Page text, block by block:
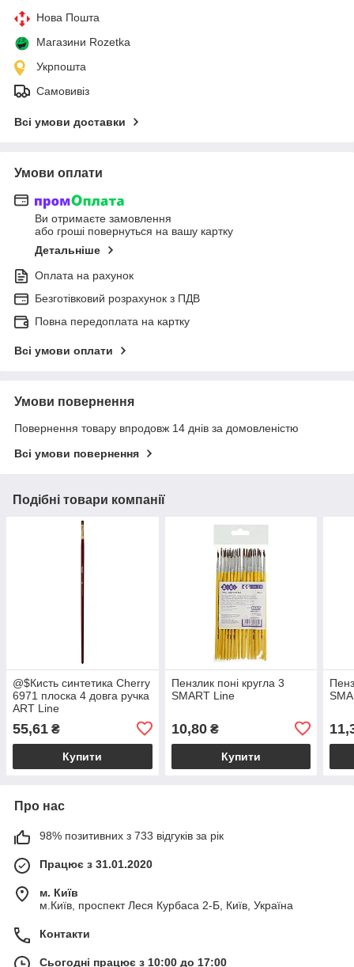
Нова Пошта
Магазини Rozetka
Укрпошта
Самовивіз
Всі умови доставки
Умови оплати
Ви отримаєте замовлення
або гроші повернуться на вашу картку
Детальніше
Оплата на рахунок
Безготівковий розрахунок з ПДВ
Повна передоплата на картку
Всі умови оплати
Умови повернення
Повернення товару впродовж 14 днів за домовленістю
Всі умови повернення
Подібні товари компанії
@$Кисть синтетика Cherry
6971 плоска 4 довга ручка
ART Line
55,61 ₴
Купити
Пензлик поні кругла 3
SMART Line
10,80₴
Купити
Про нас
98% позитивних з 733 відгуків за рік
Працює з 31.01.2020
м. Київ
м.Київ, проспект Леся Курбаса 2-Б, Київ, Україна
Контакти
Сьогодні працює з 10:00 до 17:00